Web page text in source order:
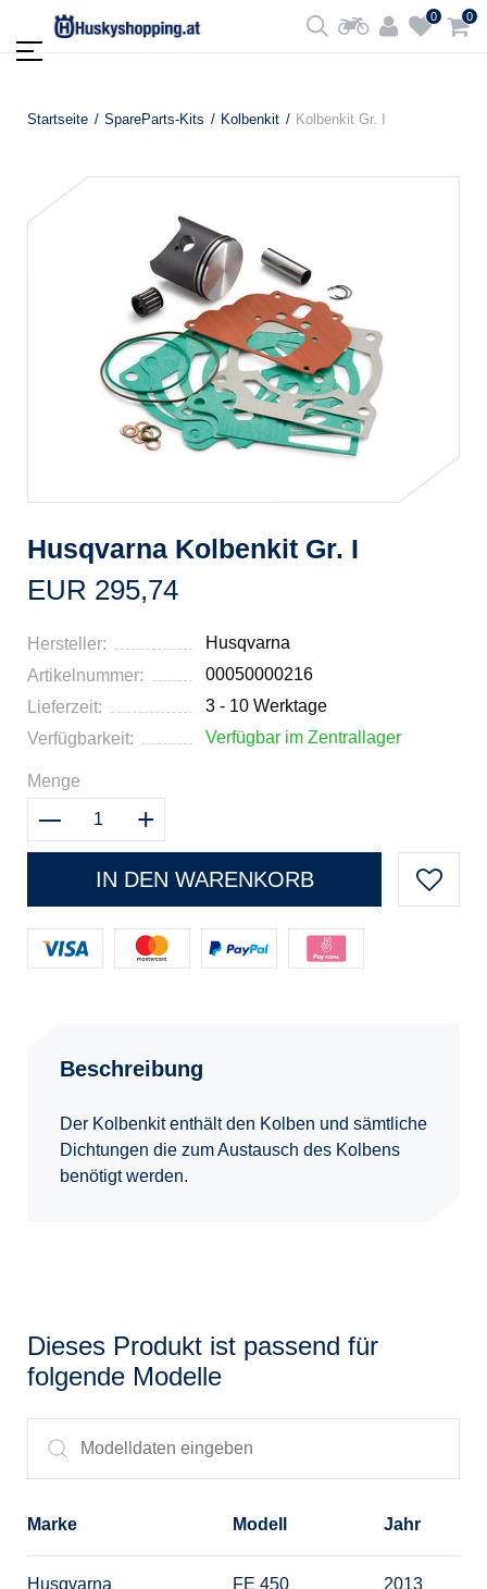
0 0
Startseite SpareParts-Kits Kolbenkit Kolbenkit Gr. I
Husqvarna Kolbenkit Gr. I
EUR 295,74
Hersteller:
Husqvarna
Artikelnummer:
00050000216
Lieferzeit:
3 - 10 Werktage
Verfügbarkeit:
Verfügbar im Zentrallager
Menge
IN DEN WARENKORB
Beschreibung
Der Kolbenkit enthält den Kolben und sämtliche
Dichtungen die zum Austausch des Kolbens
benötigt werden.
Dieses Produkt ist passend für
folgende Modelle
Marke Modell Jahr
Husqvarna FE 450 2013